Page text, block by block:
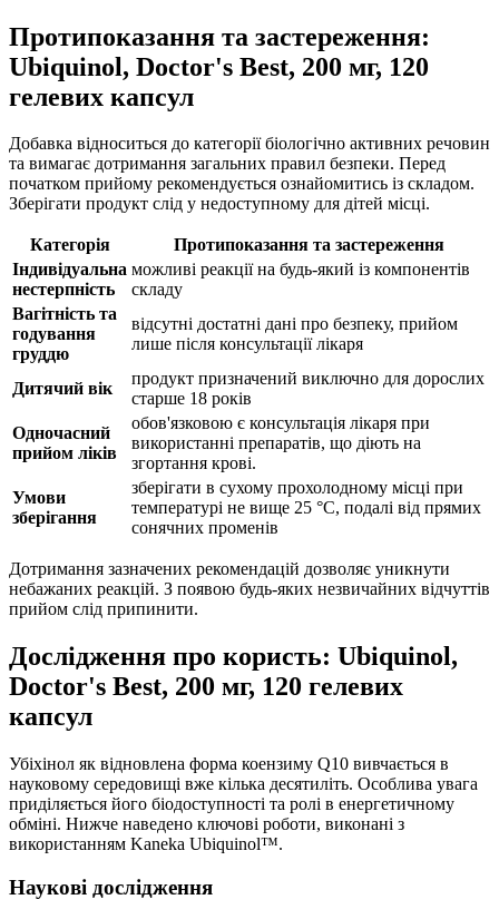
Протипоказання та застереження:
Ubiquinol, Doctor's Best, 200 мг, 120
гелевих капсул
Добавка відноситься до категорії біологічно активних речовин
та вимагає дотримання загальних правил безпеки. Перед
початком прийому рекомендується ознайомитись із складом.
Зберігати продукт слід у недоступному для дітей місці.
Категорія
Протипоказання та застереження
Індивідуальна
нестерпність
можливі реакції на будь-який із компонентів
складу
Вагітність та
годування
груддю
відсутні достатні дані про безпеку, прийом
лише після консультації лікаря
Дитячий вік
продукт призначений виключно для дорослих
старше 18 років
Одночасний
прийом ліків
обов'язковою є консультація лікаря при
використанні препаратів, що діють на
згортання крові.
Умови
зберігання
зберігати в сухому прохолодному місці при
температурі не вище 25 °C, подалі від прямих
сонячних променів
Дотримання зазначених рекомендацій дозволяє уникнути
небажаних реакцій. З появою будь-яких незвичайних відчуттів
прийом слід припинити.
Дослідження про користь: Ubiquinol,
Doctor's Best, 200 мг, 120 гелевих
капсул
Убіхінол як відновлена форма коензиму Q10 вивчається в
науковому середовищі вже кілька десятиліть. Особлива увага
приділяється його біодоступності та ролі в енергетичному
обміні. Нижче наведено ключові роботи, виконані з
використанням Kaneka Ubiquinol™.
Наукові дослідження